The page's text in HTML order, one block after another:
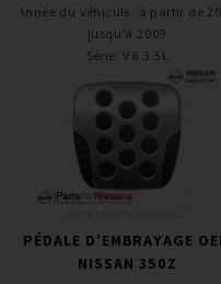
Année du véhicule: à partir de
jusqu’à 2009
Série:V6 3.5L
PÉDALE D’EMBRAYAGE
NISSAN 350Z